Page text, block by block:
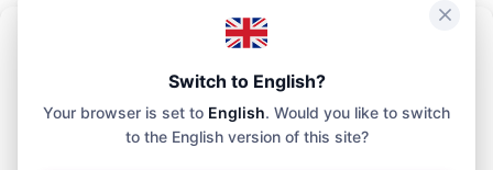
Чтобы обеспечить максимальное удобство, мы используем такие
технологии, как файлы cookie, для хранения и/или доступа к
информации о вашем устройстве. Согласие на использование
этих технологий позволит нам обрабатывать на этом сайте такие
данные, как история просмотра или уникальные
некоторые объекты недвижимости могут быть
уже проданы. Пожалуйста, уточняйте наличие
и актуальность информации у менеджера
Switch to English?
Your browser is set to English. Would you like to switch
to the English version of this site?